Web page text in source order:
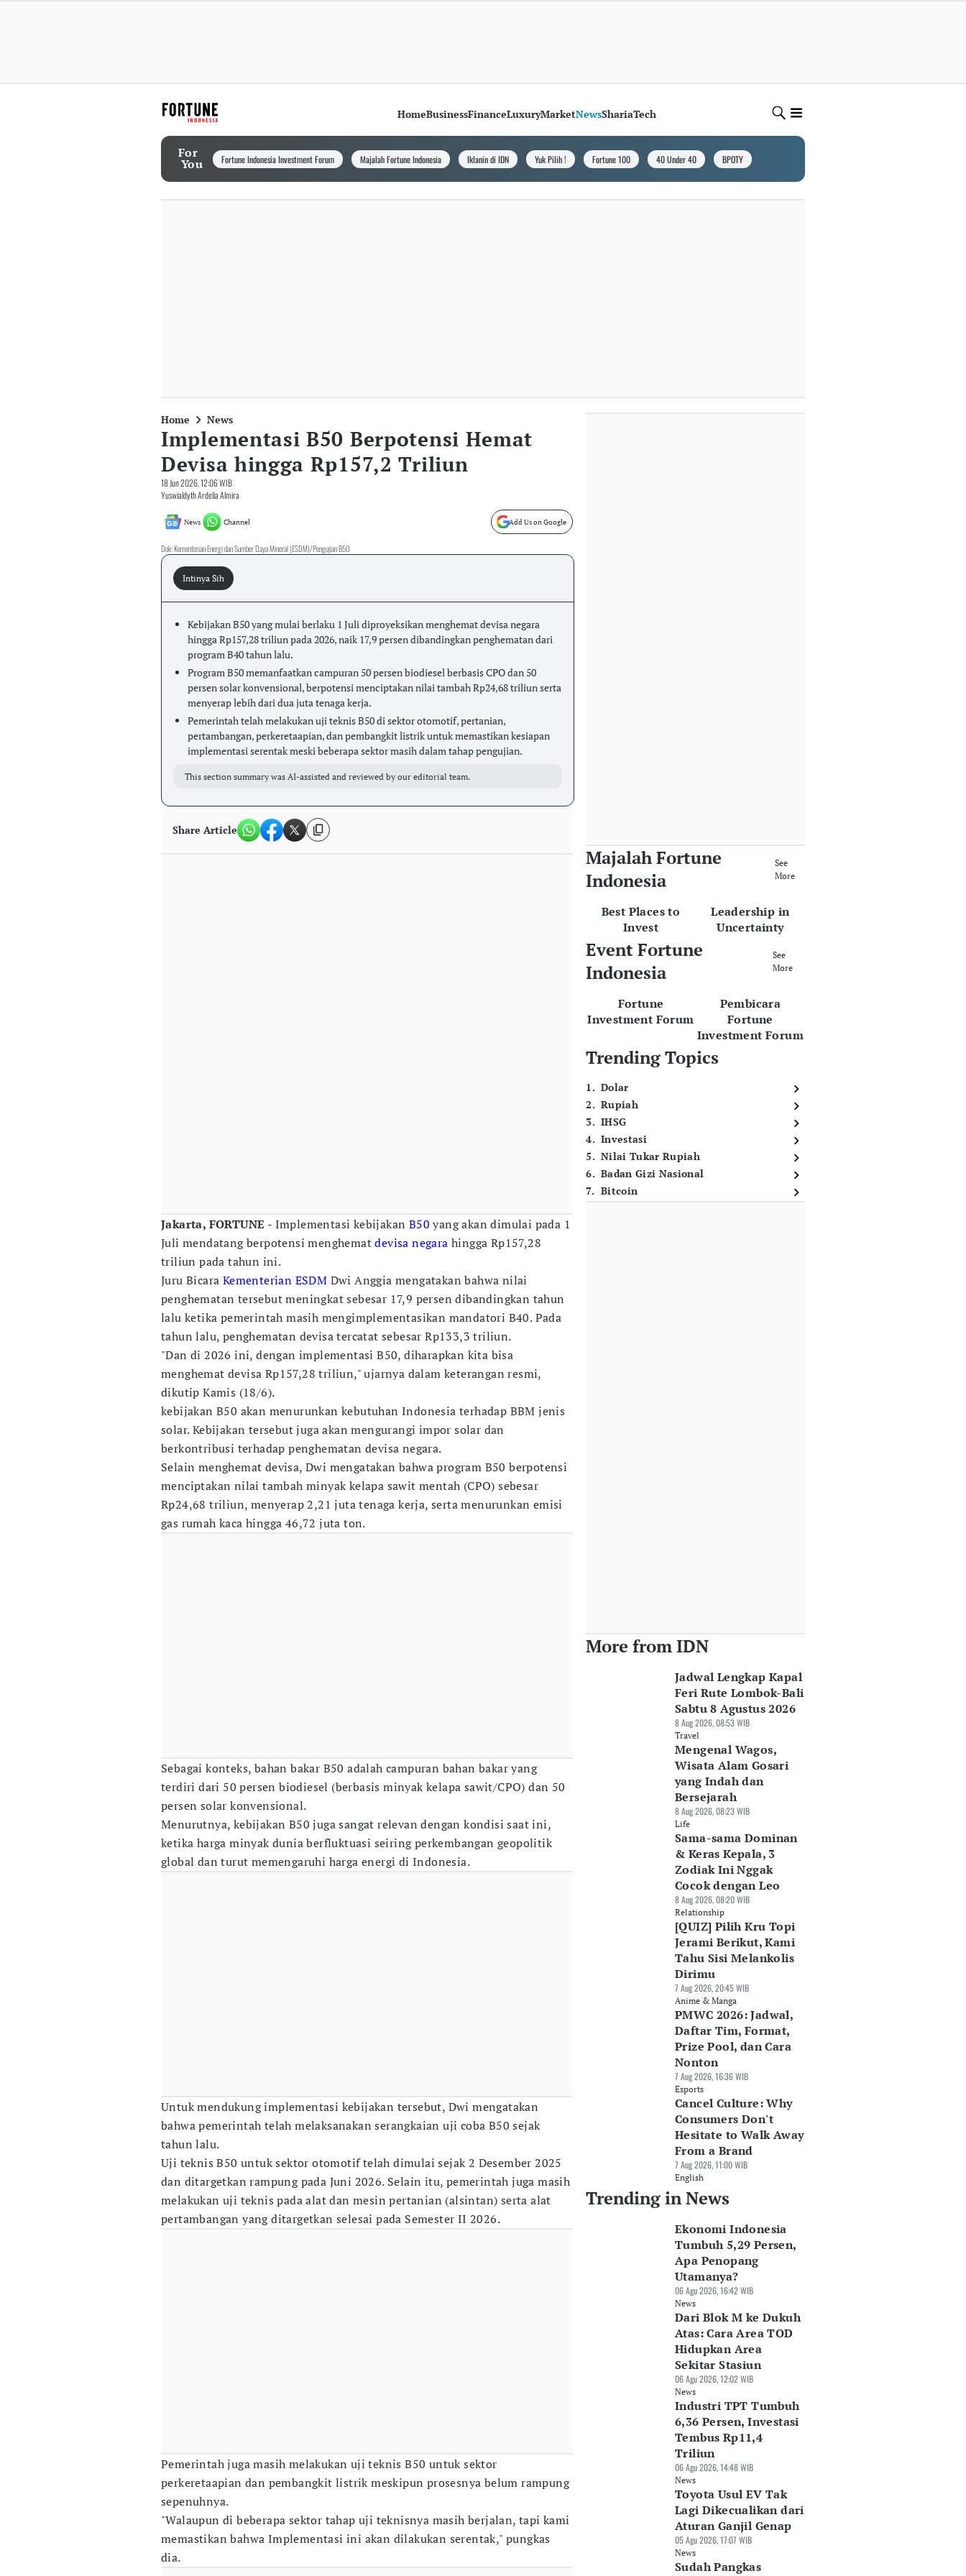
HomeBusinessFinanceLuxuryMarketNewsShariaTech
For
You Fortune Indonesia Investment Forum Majalah Fortune Indonesia Iklanin di IDN Yuk Pilih ! Fortune 100 40 Under 40 BPOTY
Home News
Implementasi B50 Berpotensi Hemat
Devisa hingga Rp157,2 Triliun
18 Jun 2026, 12:06 WIB
Yuswialdyth Ardelia Almira
News Channel Add Us on Google
Dok: Kementerian Energi dan Sumber Daya Mineral (ESDM)/Pengujian B50
Intinya Sih
Kebijakan B50 yang mulai berlaku 1 Juli diproyeksikan menghemat devisa negara
hingga Rp157,28 triliun pada 2026, naik 17,9 persen dibandingkan penghematan dari
program B40 tahun lalu.
Program B50 memanfaatkan campuran 50 persen biodiesel berbasis CPO dan 50
persen solar konvensional, berpotensi menciptakan nilai tambah Rp24,68 triliun serta
menyerap lebih dari dua juta tenaga kerja.
Pemerintah telah melakukan uji teknis B50 di sektor otomotif, pertanian,
pertambangan, perkeretaapian, dan pembangkit listrik untuk memastikan kesiapan
implementasi serentak meski beberapa sektor masih dalam tahap pengujian.
This section summary was AI-assisted and reviewed by our editorial team.
Share Article
Jakarta, FORTUNE - Implementasi kebijakan B50 yang akan dimulai pada 1
Juli mendatang berpotensi menghematdevisa negara hingga Rp157,28
triliun pada tahun ini.
Juru Bicara Kementerian ESDM Dwi Anggia mengatakan bahwa nilai
penghematan tersebut meningkat sebesar 17,9 persen dibandingkan tahun
lalu ketika pemerintah masih mengimplementasikan mandatori B40. Pada
tahun lalu, penghematan devisa tercatat sebesar Rp133,3 triliun.
"Dan di 2026 ini, dengan implementasi B50, diharapkan kita bisa
menghemat devisa Rp157,28 triliun," ujarnya dalam keterangan resmi,
dikutip Kamis (18/6).
kebijakan B50 akan menurunkan kebutuhan Indonesia terhadap BBM jenis
solar. Kebijakan tersebut juga akan mengurangi impor solar dan
berkontribusi terhadap penghematan devisa negara.
Selain menghemat devisa, Dwi mengatakan bahwa program B50 berpotensi
menciptakan nilai tambah minyak kelapa sawit mentah (CPO) sebesar
Rp24,68 triliun, menyerap 2,21 juta tenaga kerja, serta menurunkan emisi
gas rumah kaca hingga 46,72 juta ton.
Sebagai konteks, bahan bakar B50 adalah campuran bahan bakar yang
terdiri dari 50 persen biodiesel (berbasis minyak kelapa sawit/CPO) dan 50
persen solar konvensional.
Menurutnya, kebijakan B50 juga sangat relevan dengan kondisi saat ini,
ketika harga minyak dunia berfluktuasi seiring perkembangan geopolitik
global dan turut memengaruhi harga energi di Indonesia.
Untuk mendukung implementasi kebijakan tersebut, Dwi mengatakan
bahwa pemerintah telah melaksanakan serangkaian uji coba B50 sejak
tahun lalu.
Uji teknis B50 untuk sektor otomotif telah dimulai sejak 2 Desember 2025
dan ditargetkan rampung pada Juni 2026. Selain itu, pemerintah juga masih
melakukan uji teknis pada alat dan mesin pertanian (alsintan) serta alat
pertambangan yang ditargetkan selesai pada Semester II 2026.
Pemerintah juga masih melakukan uji teknis B50 untuk sektor
perkeretaapian dan pembangkit listrik meskipun prosesnya belum rampung
sepenuhnya.
"Walaupun di beberapa sektor tahap uji teknisnya masih berjalan, tapi kami
memastikan bahwa Implementasi ini akan dilakukan serentak," pungkas
dia.
Majalah Fortune
Indonesia
See
More
Best Places to
Invest
Leadership in
Uncertainty
Event Fortune
Indonesia
See
More
Fortune
Investment Forum
Pembicara
Fortune
Investment Forum
Trending Topics
1. Dolar
2. Rupiah
3. IHSG
4. Investasi
5. Nilai Tukar Rupiah
6. Badan Gizi Nasional
7. Bitcoin
More from IDN
Jadwal Lengkap Kapal
Feri Rute Lombok-Bali
Sabtu 8 Agustus 2026
8 Aug 2026, 08:53 WIB
Travel
Mengenal Wagos,
Wisata Alam Gosari
yang Indah dan
Bersejarah
8 Aug 2026, 08:23 WIB
Life
Sama-sama Dominan
& Keras Kepala, 3
Zodiak Ini Nggak
Cocok dengan Leo
8 Aug 2026, 08:20 WIB
Relationship
[QUIZ] Pilih Kru Topi
Jerami Berikut, Kami
Tahu Sisi Melankolis
Dirimu
7 Aug 2026, 20:45 WIB
Anime & Manga
PMWC 2026: Jadwal,
Daftar Tim, Format,
Prize Pool, dan Cara
Nonton
7 Aug 2026, 16:36 WIB
Esports
Cancel Culture: Why
Consumers Don't
Hesitate to Walk Away
From a Brand
7 Aug 2026, 11:00 WIB
English
Trending in News
Ekonomi Indonesia
Tumbuh 5,29 Persen,
Apa Penopang
Utamanya?
06 Agu 2026, 16:42 WIB
News
Dari Blok M ke Dukuh
Atas: Cara Area TOD
Hidupkan Area
Sekitar Stasiun
06 Agu 2026, 12:02 WIB
News
Industri TPT Tumbuh
6,36 Persen, Investasi
Tembus Rp11,4
Triliun
06 Agu 2026, 14:48 WIB
News
Toyota Usul EV Tak
Lagi Dikecualikan dari
Aturan Ganjil Genap
05 Agu 2026, 17:07 WIB
News
Sudah Pangkas